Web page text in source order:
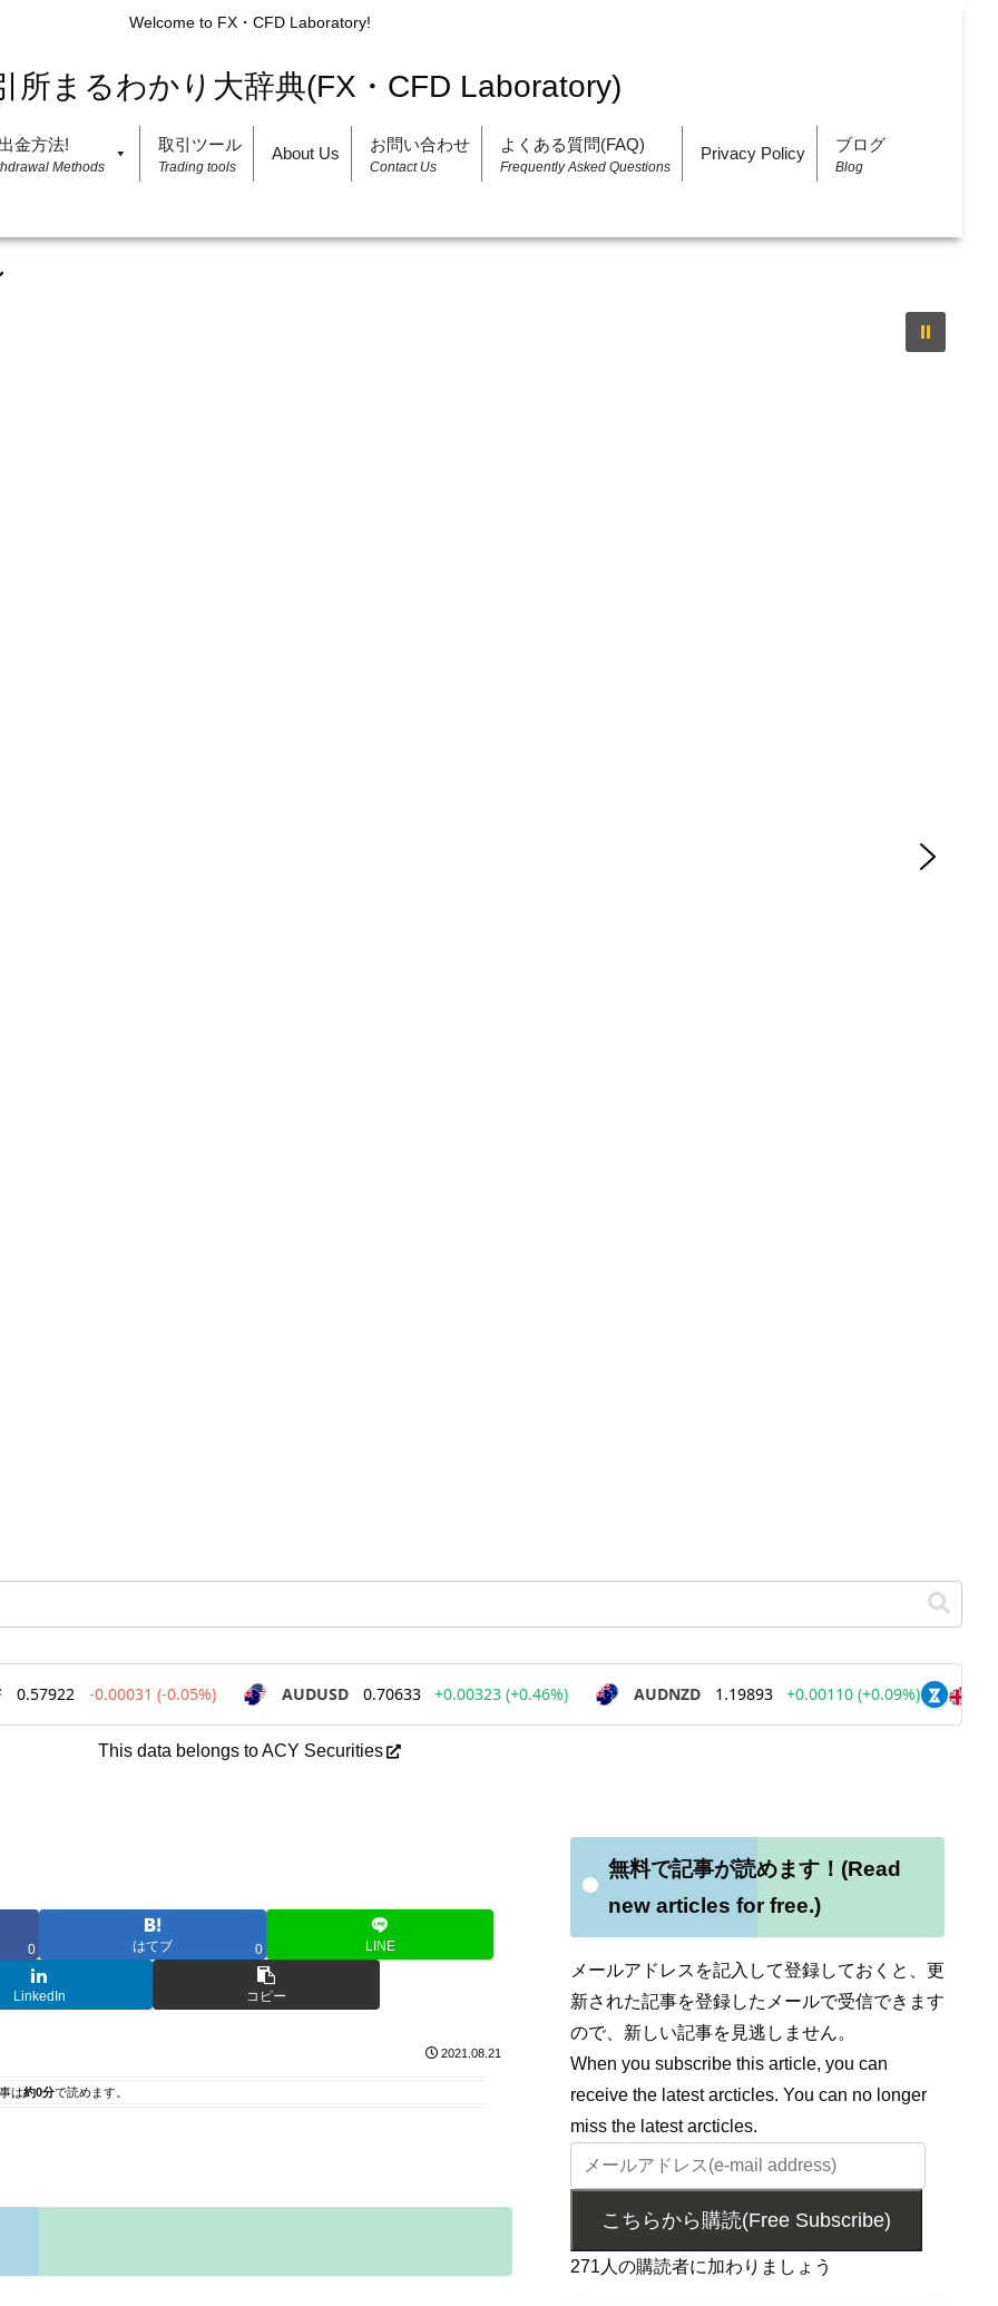
Welcome to FX・CFD Laboratory!
金方法!
Methods
取引ツール
Trading tools
About Us お問い合わせ
Contact Us
よくある質問(FAQ)
Frequently Asked Questions
Privacy Policy ブログ
Blog
This data belongs to ACY Securities
0 はてブ 0 LINE
LinkedIn コピー
2021.08.21
は約0分で読めます。
無料で記事が読めます！(Read
new articles for free.)
メールアドレスを記入して登録しておくと、更
新された記事を登録したメールで受信できます
ので、新しい記事を見逃しません。
When you subscribe this article, you can
receive the latest arcticles. You can no longer
miss the latest arcticles.
こちらから購読(Free Subscribe)
271人の購読者に加わりましょう